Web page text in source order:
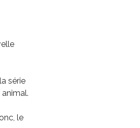
série
le